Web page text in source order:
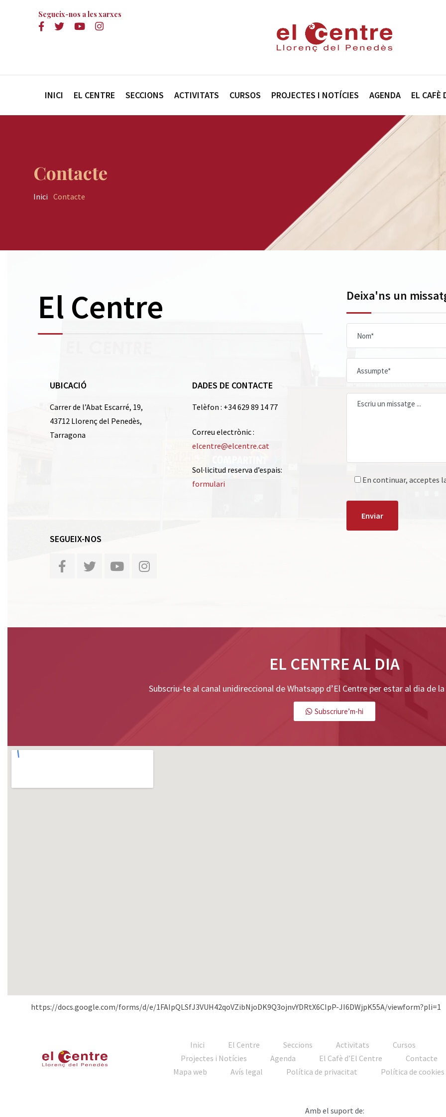
Segueix-nos a les xarxes
INICI EL CENTRE SECCIONS ACTIVITATS CURSOS PROJECTES I NOTÍCIES AGENDA EL CAFÈ
Contacte
Inici - Contacte
El Centre
UBICACIÓ
Carrer de l’Abat Escarré, 19,
43712 Llorenç del Penedès,
Tarragona
DADES DE CONTACTE
Telèfon : +34 629 89 14 77
Correu electrònic :
elcentre@elcentre.cat
Sol·licitud reserva d’espais:
formulari
SEGUEIX-NOS
Deixa'ns un
En continuar, acceptes
EL CENTRE AL DIA
Subscriu-te al canal unidireccional de Whatsapp d’El Centre per estar al dia de
Subscriure’m-hi
https://docs.google.com/forms/d/e/1FAIpQLSfJ3VUH42qoVZibNjoDK9Q3ojnvYDRtX6CIpP-JI6DWjpK55A/viewform?pli=1
Inici El Centre Seccions Activitats
Cursos
Projectes i Notícies
Agenda El Cafè d’El Centre
Contacte
Mapa web
Avís legal Política de privacitat Política de cookies
Amb el suport de: